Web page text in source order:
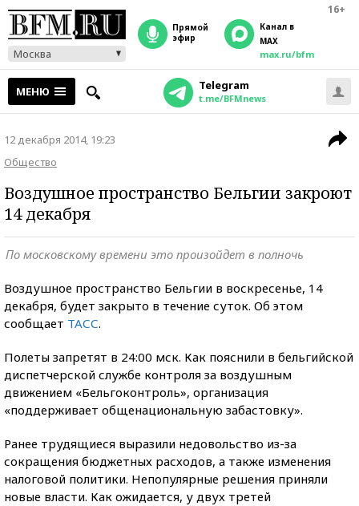
16+
Москва
прямой
эфир
Канал в
MAX
max.ru/bfm
МЕНЮ Telegram
t.me/BFMnews
12 декабря 2014, 19:23
Общество
Воздушное пространство Бельгии закроют
14 декабря
По московскому времени это произойдет в полночь
Воздушное пространство Бельгии в воскресенье, 14
декабря, будет закрыто в течение суток. Об этом
сообщает ТАСС.
Полеты запретят в 24:00 мск. Как пояснили в бельгийской
диспетчерской службе контроля за воздушным
движением «Бельгоконтроль», организация
«поддерживает общенациональную забастовку».
Ранее трудящиеся выразили недовольство из-за
сокращения бюджетных расходов, а также изменения
налоговой политики. Непопулярные решения приняли
новые власти. Как ожидается, у двух третей